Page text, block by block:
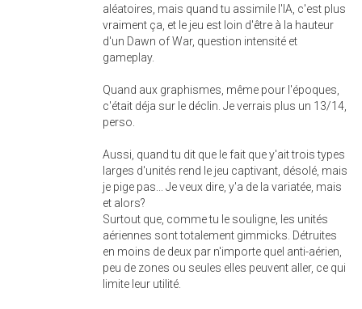
aléatoires, mais quand tu assimile l'IA, c'est plus
vraiment ça, et le jeu est loin d'être à la hauteur
d'un Dawn of War, question intensité et
gameplay.
Quand aux graphismes, même pour l'époques,
c'était déja sur le déclin. Je verrais plus un 13/14,
perso.
Aussi, quand tu dit que le fait que y'ait trois types
larges d'unités rend le jeu captivant, désolé, mais
je pige pas... Je veux dire, y'a de la variatée, mais
et alors?
Surtout que, comme tu le souligne, les unités
aériennes sont totalement gimmicks. Détruites
en moins de deux par n'importe quel anti-aérien,
peu de zones ou seules elles peuvent aller, ce qui
limite leur utilité.